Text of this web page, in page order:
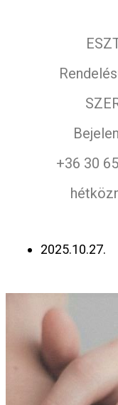
+36 30
2025.10.27.